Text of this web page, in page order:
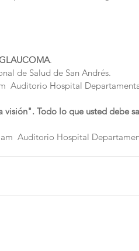
.
de Salud de San Andrés.
Auditorio Hospital
Todo lo que usted debe
am  Auditorio Hospital